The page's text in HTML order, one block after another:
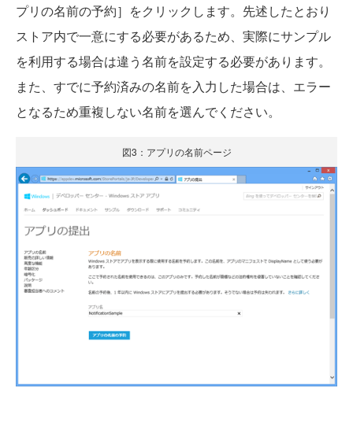
プリの名前の予約］をクリックします。先述したとおり
ストア内で一意にする必要があるため、実際にサンプル
を利用する場合は違う名前を設定する必要があります。
また、すでに予約済みの名前を入力した場合は、エラー
となるため重複しない名前を選んでください。
図3：アプリの名前ページ